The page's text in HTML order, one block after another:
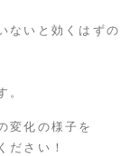
ないと効くはずの
。
変化の様子を
ださい！